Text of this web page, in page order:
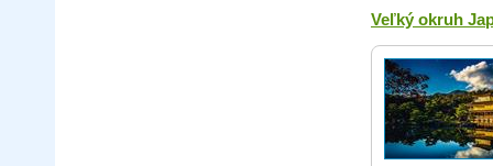
Veľký okruh